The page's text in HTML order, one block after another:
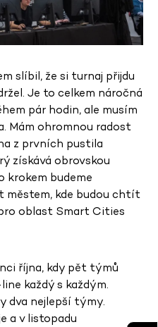
slíbil, že si turnaj přijdu
Je to celkem náročná
pár hodin, ale musím
Mám ohromnou radost
z prvních pustila
získává obrovskou
krokem budeme
městem, kde budou chtít
oblast Smart Cities
října, kdy pět týmů
každý s každým.
dva nejlepší týmy.
a v listopadu